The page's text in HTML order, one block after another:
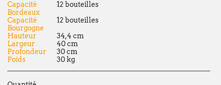
Capacité
Bordeaux
12 bouteilles
Capacité
Bourgogne
12 bouteilles
Hauteur
34,4 cm
Largeur
40 cm
Profondeur
30 cm
Poids
30 kg